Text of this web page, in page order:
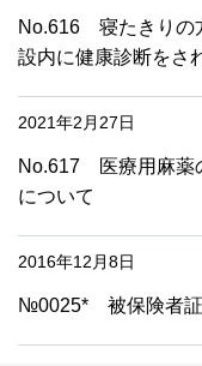
No.616 寝たきりの
設内に健康診断をさ
2021年2月27日
No.617 医療用麻薬
について
2016年12月8日
№0025* 被保険者証